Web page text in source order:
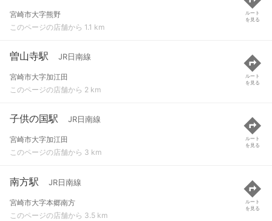
宮崎市大字熊野
このページの店舗から 1.1 km
ルート
を見る
曽山寺駅 JR日南線
宮崎市大字加江田
このページの店舗から 2 km
ルート
を見る
子供の国駅 JR日南線
宮崎市大字加江田
このページの店舗から 3 km
ルート
を見る
南方駅 JR日南線
宮崎市大字本郷南方
このページの店舗から 3.5 km
ルート
を見る